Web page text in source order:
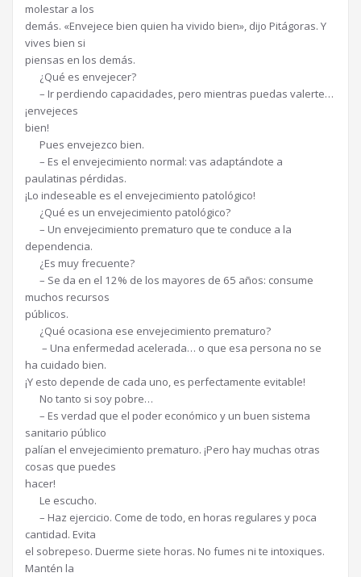
molestar a los
demás. «Envejece bien quien ha vivido bien», dijo Pitágoras. Y
vives bien si
piensas en los demás.
¿Qué es envejecer?
– Ir perdiendo capacidades, pero mientras puedas valerte…
¡envejeces
bien!
Pues envejezco bien.
– Es el envejecimiento normal: vas adaptándote a
paulatinas pérdidas.
¡Lo indeseable es el envejecimiento patológico!
¿Qué es un envejecimiento patológico?
– Un envejecimiento prematuro que te conduce a la
dependencia.
¿Es muy frecuente?
– Se da en el 12% de los mayores de 65 años: consume
muchos recursos
públicos.
¿Qué ocasiona ese envejecimiento prematuro?
– Una enfermedad acelerada… o que esa persona no se
ha cuidado bien.
¡Y esto depende de cada uno, es perfectamente evitable!
No tanto si soy pobre…
– Es verdad que el poder económico y un buen sistema
sanitario público
palían el envejecimiento prematuro. ¡Pero hay muchas otras
cosas que puedes
hacer!
Le escucho.
– Haz ejercicio. Come de todo, en horas regulares y poca
cantidad. Evita
el sobrepeso. Duerme siete horas. No fumes ni te intoxiques.
Mantén la